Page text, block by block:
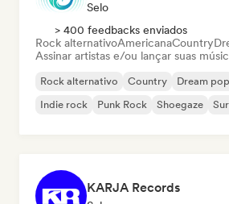
Selo
> 400 feedbacks enviados
Rock alternativoAmericanaCountry
Assinar artistas e/ou lançar suas
Rock alternativo Country Dream pop
Indie rock
Punk Rock Shoegaze
KARJA Records